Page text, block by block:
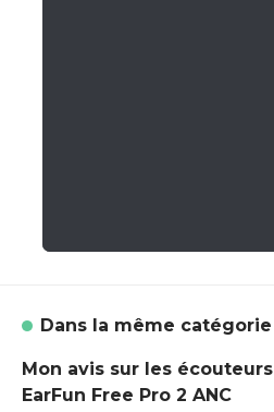
Dans la même catégorie
Mon avis sur les écouteurs
EarFun Free Pro 2 ANC